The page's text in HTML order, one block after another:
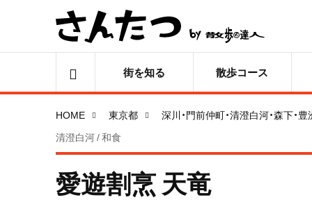
街を知る 散歩コース
HOME 東京都
深川・門前仲町・清澄白河・森下・豊
清澄白河 / 和食
愛遊割烹 天竜